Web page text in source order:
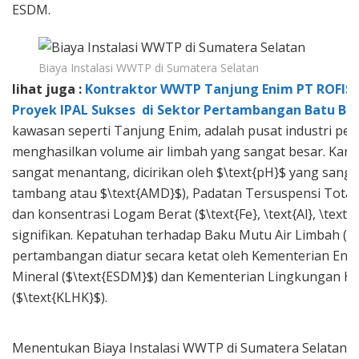
ESDM.
Biaya Instalasi WWTP di Sumatera Selatan
lihat juga : Kontraktor WWTP Tanjung Enim PT ROFIS
Proyek IPAL Sukses di Sektor Pertambangan Batu
kawasan seperti Tanjung Enim, adalah pusat industri
menghasilkan volume air limbah yang sangat besar.
sangat menantang, dicirikan oleh $\text{pH}$ yang
tambang atau $\text{AMD}$), Padatan Tersuspensi
dan konsentrasi Logam Berat ($\text{Fe}, \text{Al},
signifikan. Kepatuhan terhadap Baku Mutu Air Limbah
pertambangan diatur secara ketat oleh Kementerian
Mineral ($\text{ESDM}$) dan Kementerian Lingkungan
($\text{KLHK}$).
Menentukan Biaya Instalasi WWTP di Sumatera Selatan